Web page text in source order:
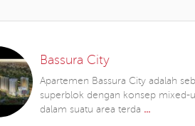
Bassura City
Apartemen Bassura City adalah
superblok dengan konsep mixed-
dalam suatu area terda ...